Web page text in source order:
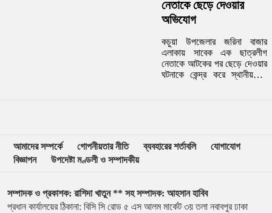
নেতাকে ছেড়ে দেওয়ার
অভিযোগ
কচুয়া উপজেলার জরিনা বাজার
এলাকায় সাবেক এক ছাত্রলীগ
নেতাকে আটকের পর ছেড়ে দেওয়ার
ঘটনাকে কেন্দ্র করে স্থানীয়ভাবে
আমাদের সম্পর্কে
গোপনীয়তার নীতি ব্যবহারের শর্তাবলি
যোগাযোগ
বিজ্ঞাপন
উপদেষ্টা মণ্ডলী ও সম্পাদকীয়
সম্পাদক ও প্রকাশক: রাশিদা খাতুন ** সহ সম্পাদক: আহসান হাবিব
প্রধান কার্যালয়ের ঠিকানা: বিসি সি রোড ৫ এস আলম মার্কেট ৩য় তলা নবাবপুর ঢাকা